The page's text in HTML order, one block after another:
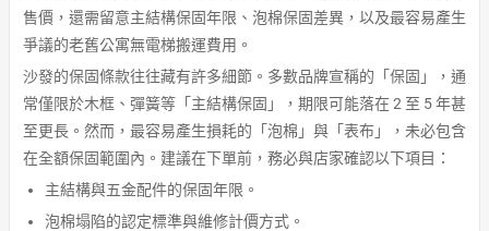
售價，還需留意主結構保固年限、泡棉保固差異，以及最容易產生
爭議的老舊公寓無電梯搬運費用。
沙發的保固條款往往藏有許多細節。多數品牌宣稱的「保固」，通
常僅限於木框、彈簧等「主結構保固」，期限可能落在 2 至 5 年甚
至更長。然而，最容易產生損耗的「泡棉」與「表布」，未必包含
在全額保固範圍內。建議在下單前，務必與店家確認以下項目：
主結構與五金配件的保固年限。
泡棉塌陷的認定標準與維修計價方式。